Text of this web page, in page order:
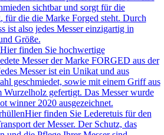
sichtbar und sorgt für die
für die die Marke Forged steht. Durch
ist also jedes Messer einzigartig in
Größe.
Hier finden Sie hochwertige
Messer der Marke FORGED aus der
Messer ist ein Unikat und aus
geschmiedet, sowie mit einem Griff aus
Wurzelholz gefertigt. Das Messer wurde
winner 2020 ausgezeichnet.
Hier finden Sie Lederetuis für den
der Messer. Der Schutz, das